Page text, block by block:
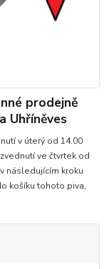
prodejně
Uhříněves
v úterý od 14.00
ve čtvrtek od
následujícím kroku
košíku tohoto piva,